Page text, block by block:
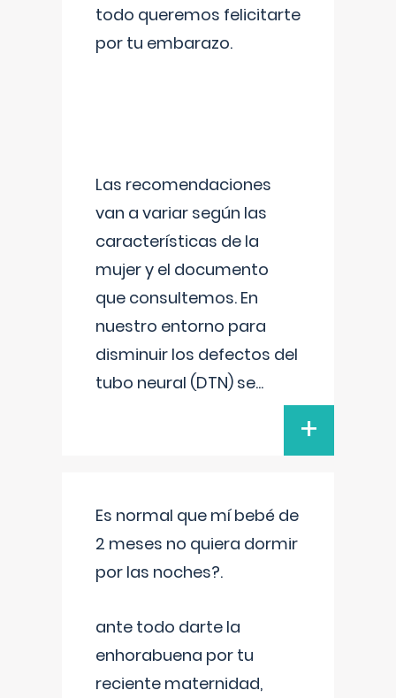
todo queremos felicitarte
por tu embarazo.
Las recomendaciones
van a variar según las
características de la
mujer y el documento
que consultemos. En
nuestro entorno para
disminuir los defectos del
tubo neural (DTN) se...
+
Es normal que mí bebé de
2 meses no quiera dormir
por las noches?.
ante todo darte la
enhorabuena por tu
reciente maternidad,